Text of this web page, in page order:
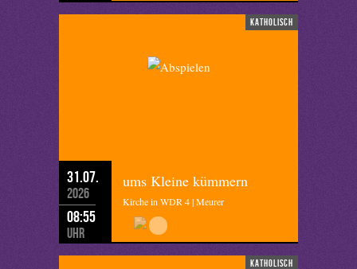
katholisch
31.07.
2026
08:55
Uhr
ums Kleine kümmern
Kirche in WDR 4 | Meurer
katholisch